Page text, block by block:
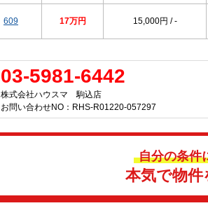
609 17万円 15,000円 / -
03-5981-6442
株式会社ハウスマ 駒込店
お問い合わせNO：RHS-R01220-057297
自分の条件
本気で物